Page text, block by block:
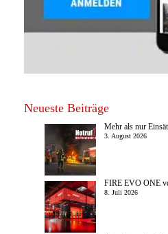
Neueste Beiträge
Mehr als nur
3. August 2026
FIRE EVO ONE
8. Juli 2026